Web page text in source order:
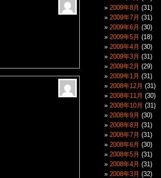
2009年8月 (31)
2009年7月 (31)
2009年6月 (30)
2009年5月 (18)
2009年4月 (30)
2009年3月 (31)
2009年2月 (29)
2009年1月 (31)
2008年12月 (31)
2008年11月 (30)
2008年10月 (31)
2008年9月 (30)
2008年8月 (31)
2008年7月 (31)
2008年6月 (30)
2008年5月 (31)
2008年4月 (31)
2008年3月 (32)